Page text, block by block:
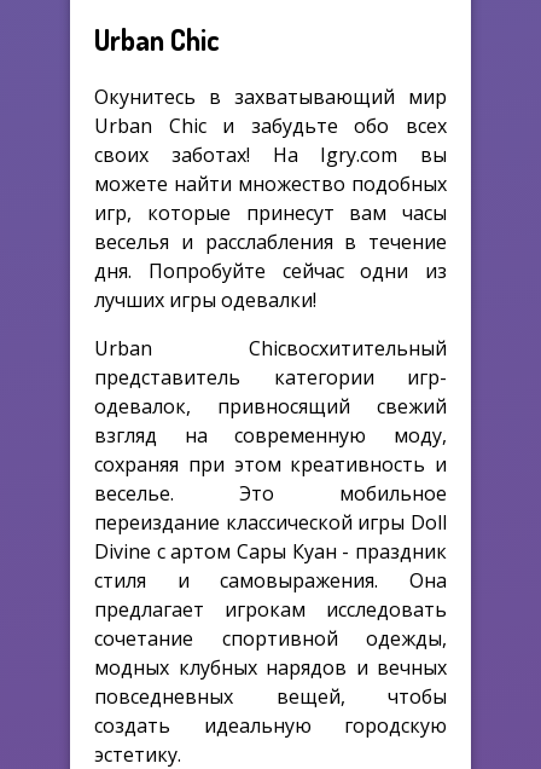
Urban Chic
Окунитесь в захватывающий мир
Urban Chic и забудьте обо всех
своих заботах! На Igry.com вы
можете найти множество подобных
игр, которые принесут вам часы
веселья и расслабления в течение
дня. Попробуйте сейчас одни из
лучших игры одевалки!
Urban Chicвосхитительный
представитель категории игр-
одевалок, привносящий свежий
взгляд на современную моду,
сохраняя при этом креативность и
веселье. Это мобильное
переиздание классической игры Doll
Divine с артом Сары Куан - праздник
стиля и самовыражения. Она
предлагает игрокам исследовать
сочетание спортивной одежды,
модных клубных нарядов и вечных
повседневных вещей, чтобы
создать идеальную городскую
эстетику.